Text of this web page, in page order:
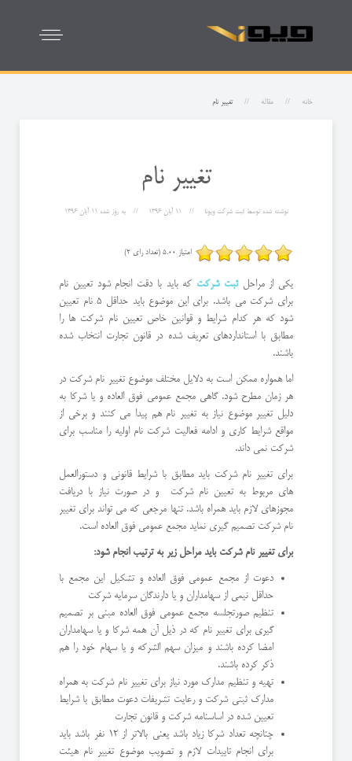
خانه مقاله تغییر نام
تغییر نام
نوشته شده توسطثبت شرکت ویونا 11 آبان 1396 به روز شده 11 آبان 1396
امتیاز 5.00 (تعداد رای 2)
یکی از مراحلثبت شرکت که باید با دقت انجام شود تعیین نام
برای شرکت می باشد. برای این موضوع باید حداقل 5 نام تعیین
شود که هر کدام شرایط و قوانین خاص تعیین نام شرکت ها را
مطابق با استانداردهای تعریف شده در قانون تجارت انتخاب شده
باشند.
اما همواره ممکن است به دلایل مختلف موضوع تغییر نام شرکت در
هر زمان مطرح شود. گاهی مجمع عمومی فوق العاده و یا شرکا به
دلیل تغییر موضوع نیاز به تغییر نام هم پیدا می کنند و برخی از
مواقع شرایط کاری و ادامه فعالیت شرکت نام اولیه را مناسب برای
شرکت نمی داند.
برای تغییر نام شرکت باید مطابق با شرایط قانونی و دستورالعمل
های مربوط به تعیین نام شرکت و در صورت نیاز با دریافت
مجوزهای لازم باید همراه باشد. تنها مرجعی که می تواند برای تغییر
نام شرکت تصمیم گیری نماید مجمع عمومی فوق العاده است.
برای تغییر نام شرکت باید مراحل زیر به ترتیب انجام شود:
دعوت از مجمع عمومی فوق العاده و تشکیل این مجمع با
حداقل نیمی از سهامداران و یا دارندگان سرمایه شرکت
تنظیم صورتجلسه مجمع عمومی فوق العاده مبنی بر تصمیم
گیری برای تغییر نام که در ذیل آن همه شرکا و یا سهامداران
امضا کرده باشند و میزان سهم الشرکه و یا سهام خود را هم
ذکر کرده باشند.
تهیه و تنظیم مدارک مورد نیاز برای تغییر نام شرکت به همراه
مدارک ثبتی شرکت و رعایت تشریفات دعوت مطابق با شرایط
تعیین شده در اساسنامه شرکت و قانون تجارت
چنانچه تعداد شرکا زیاد باشد یعنی بالاتر از 12 نفر باشد باید
برای انجام تاییدات لازم و تصویب موضوع تغییر نام هیئت